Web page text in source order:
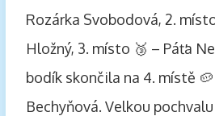
Rozárka Svobodová, 2.
Hložný, 3. místo 🥉 – Páťa
bodík skončila na 4. místě
Bechyňová. Velkou